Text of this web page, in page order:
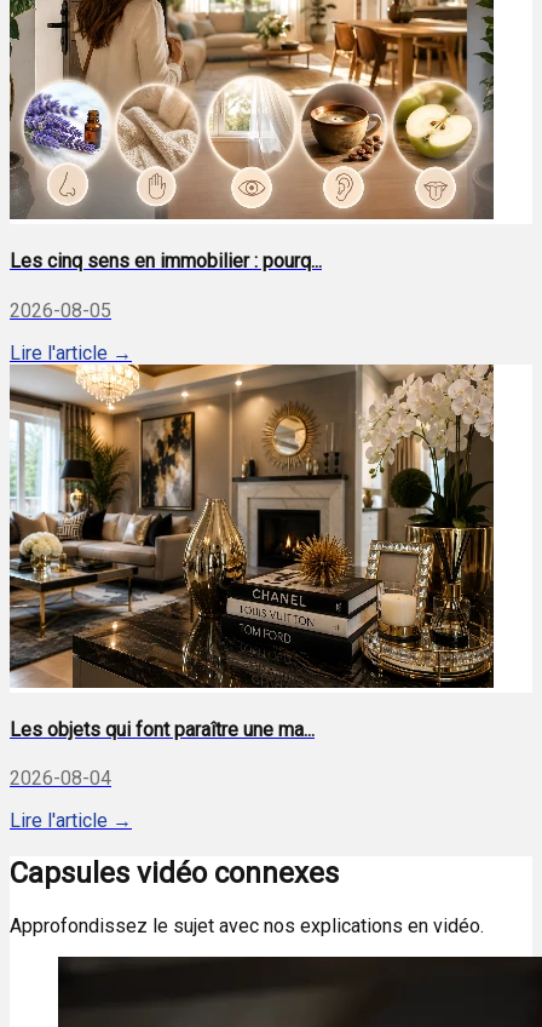
Les cinq sens en immobilier : pourq...
2026-08-05
Lire l'article →
Les objets qui font paraître une ma...
2026-08-04
Lire l'article →
Capsules vidéo connexes
Approfondissez le sujet avec nos explications en vidéo.